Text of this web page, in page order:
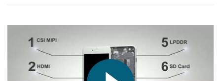
DEUTSCH
VIỆT NAM